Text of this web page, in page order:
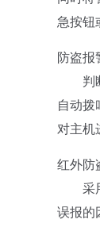
急按钮
防盗报
判断
自动
对主机
红外
采用
误报的